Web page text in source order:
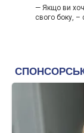
— Якщо ви
свого боку, –